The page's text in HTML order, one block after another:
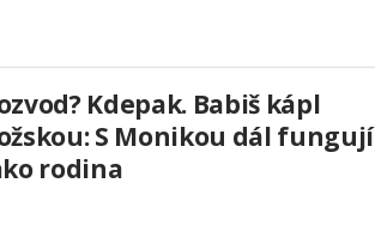
Kdepak. Babiš kápl
S Monikou dál fungují
rodina